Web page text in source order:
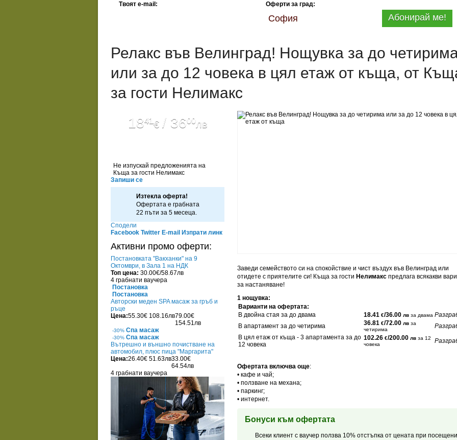
Твоят e-mail: Оферти за град:
София Абонирай ме!
Релакс във Велинград! Нощувка за до
или за до 12 човека в цял етаж от къща, от
за гости Нелимакс
Заведи семейството си на спокойствие и чист въздух във Велинград или
отидете с приятелите си! Къща за гости Нелимакс предлага всякакви
за настаняване!
1 нощувка:
Варианти на офертата:
В двойна стая за до двама
18.41 €/36.00 лв за двама
В апартамент за до четирима
36.81 €/72.00 лв за
четирима
В цял етаж от къща - 3 апартамента за до
12 човека
102.26 €/200.00 лв за 12
човека
Офертата включва още:
• кафе и чай;
• ползване на механа;
• паркинг;
• интернет.
Бонуси към офертата
Всеки клиент с ваучер ползва 10% отстъпка от цената при
1841 € / 3600лв
Не изпускай предложенията на
Къща за гости Нелимакс
Запиши се
Изтекла оферта!
Офертата е грабната
22 пъти за 5 месеца.
Сподели
Facebook Twitter E-mail Изпрати линк
Активни промо оферти:
Постановката "Вакханки" на 9
Октомври, в Зала 1 на НДК
Топ цена: 30.00€/58.67лв
4 грабнати ваучера
Постановка
Постановка
Авторски меден SPA масаж за гръб и
ръце
Цена:55.30€ 108.16лв79.00€
154.51лв
-30% Спа масаж
-30% Спа масаж
Вътрешно и външно почистване на
автомобил, плюс пица "Маргарита"
Цена:26.40€ 51.63лв33.00€
64.54лв
4 грабнати ваучера